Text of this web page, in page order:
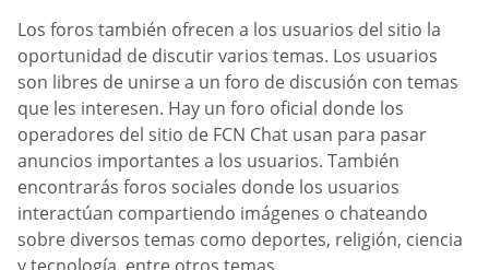
Los foros también ofrecen a los usuarios del sitio la
oportunidad de discutir varios temas. Los usuarios
son libres de unirse a un foro de discusión con temas
que les interesen. Hay un foro oficial donde los
operadores del sitio de FCN Chat usan para pasar
anuncios importantes a los usuarios. También
encontrarás foros sociales donde los usuarios
interactúan compartiendo imágenes o chateando
sobre diversos temas como deportes, religión, ciencia